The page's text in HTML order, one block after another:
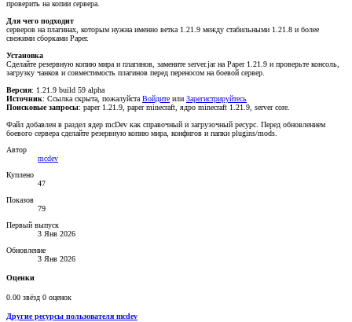
проверить на копии сервера.
Для чего подходит
серверов на плагинах, которым нужна именно ветка 1.21.9 между стабильными 1.21.8 и более
свежими сборками Paper.
Установка
Сделайте резервную копию мира и плагинов, замените server.jar на Paper 1.21.9 и проверьте консоль,
загрузку чанков и совместимость плагинов перед переносом на боевой сервер.
Версия: 1.21.9 build 59 alpha
Источник: Ссылка скрыта, пожалуйста Войдите или Зарегистрируйтесь
Поисковые запросы: paper 1.21.9, paper minecraft, ядро minecraft 1.21.9, server core.
Файл добавлен в раздел ядер mcDev как справочный и загрузочный ресурс. Перед обновлением
боевого сервера сделайте резервную копию мира, конфигов и папки plugins/mods.
Автор
mcdev
Куплено
47
Показов
79
Первый выпуск
3 Янв 2026
Обновление
3 Янв 2026
Оценки
0.00 звёзд 0 оценок
Другие ресурсы пользователя mcdev